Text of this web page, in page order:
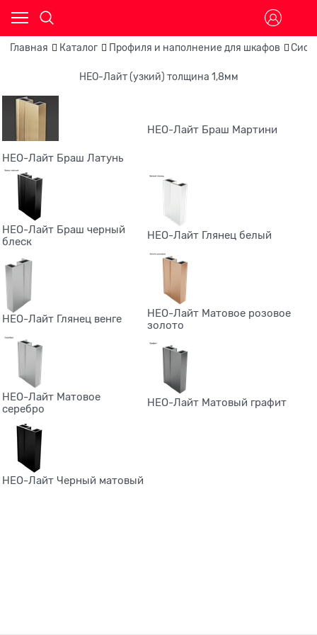
Главная Каталог Профиля и наполнение для шкафов
НЕО-Лайт (узкий) толщина 1,8мм
НЕО-Лайт Браш Латунь
НЕО-Лайт Браш Мартини
НЕО-Лайт Браш черный
блеск
НЕО-Лайт Глянец белый
НЕО-Лайт Глянец венге
НЕО-Лайт Матовое розовое
золото
НЕО-Лайт Матовое
серебро
НЕО-Лайт Матовый графит
НЕО-Лайт Черный матовый